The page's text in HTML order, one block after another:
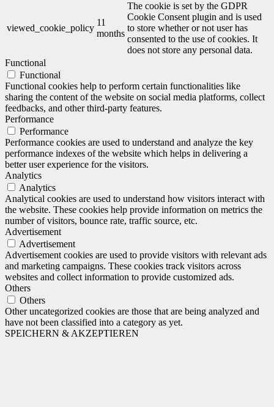
viewed_cookie_policy
11
months
The cookie is set by the GDPR
Cookie Consent plugin and is used
to store whether or not user has
consented to the use of cookies. It
does not store any personal data.
Functional
Functional
Functional cookies help to perform certain functionalities like
sharing the content of the website on social media platforms, collect
feedbacks, and other third-party features.
Performance
Performance
Performance cookies are used to understand and analyze the key
performance indexes of the website which helps in delivering a
better user experience for the visitors.
Analytics
Analytics
Analytical cookies are used to understand how visitors interact with
the website. These cookies help provide information on metrics the
number of visitors, bounce rate, traffic source, etc.
Advertisement
Advertisement
Advertisement cookies are used to provide visitors with relevant ads
and marketing campaigns. These cookies track visitors across
websites and collect information to provide customized ads.
Others
Others
Other uncategorized cookies are those that are being analyzed and
have not been classified into a category as yet.
SPEICHERN & AKZEPTIEREN